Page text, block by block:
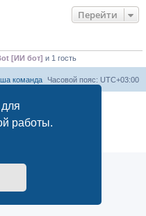
работы.
Перейти
[ИИ бот] и 1 гость
Часовой пояс: UTC+03:00
команда
Software © phpBB Limited
Правила